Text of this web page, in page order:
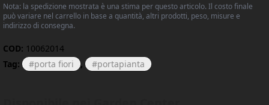
Nota: la spedizione mostrata è una stima per questo articolo. Il costo finale
può variare nel carrello in base a quantità, altri prodotti, peso, misure e
indirizzo di consegna.
COD: 10062014
Tag:
porta fiori , portapianta